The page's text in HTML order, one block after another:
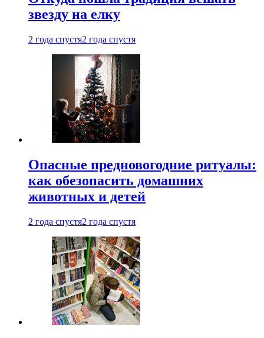
звезду на елку
2 года спустя2 года спустя
Опасные предновогодние ритуалы:
как обезопасить домашних
животных и детей
2 года спустя2 года спустя